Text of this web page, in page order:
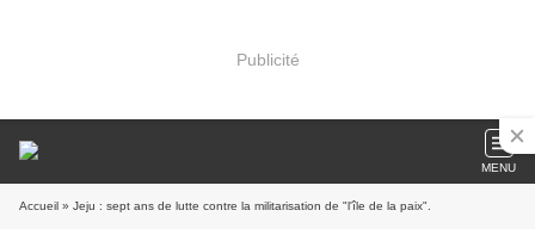
Publicité
MENU
Accueil » Jeju : sept ans de lutte contre la militarisation de "l'île de la paix".